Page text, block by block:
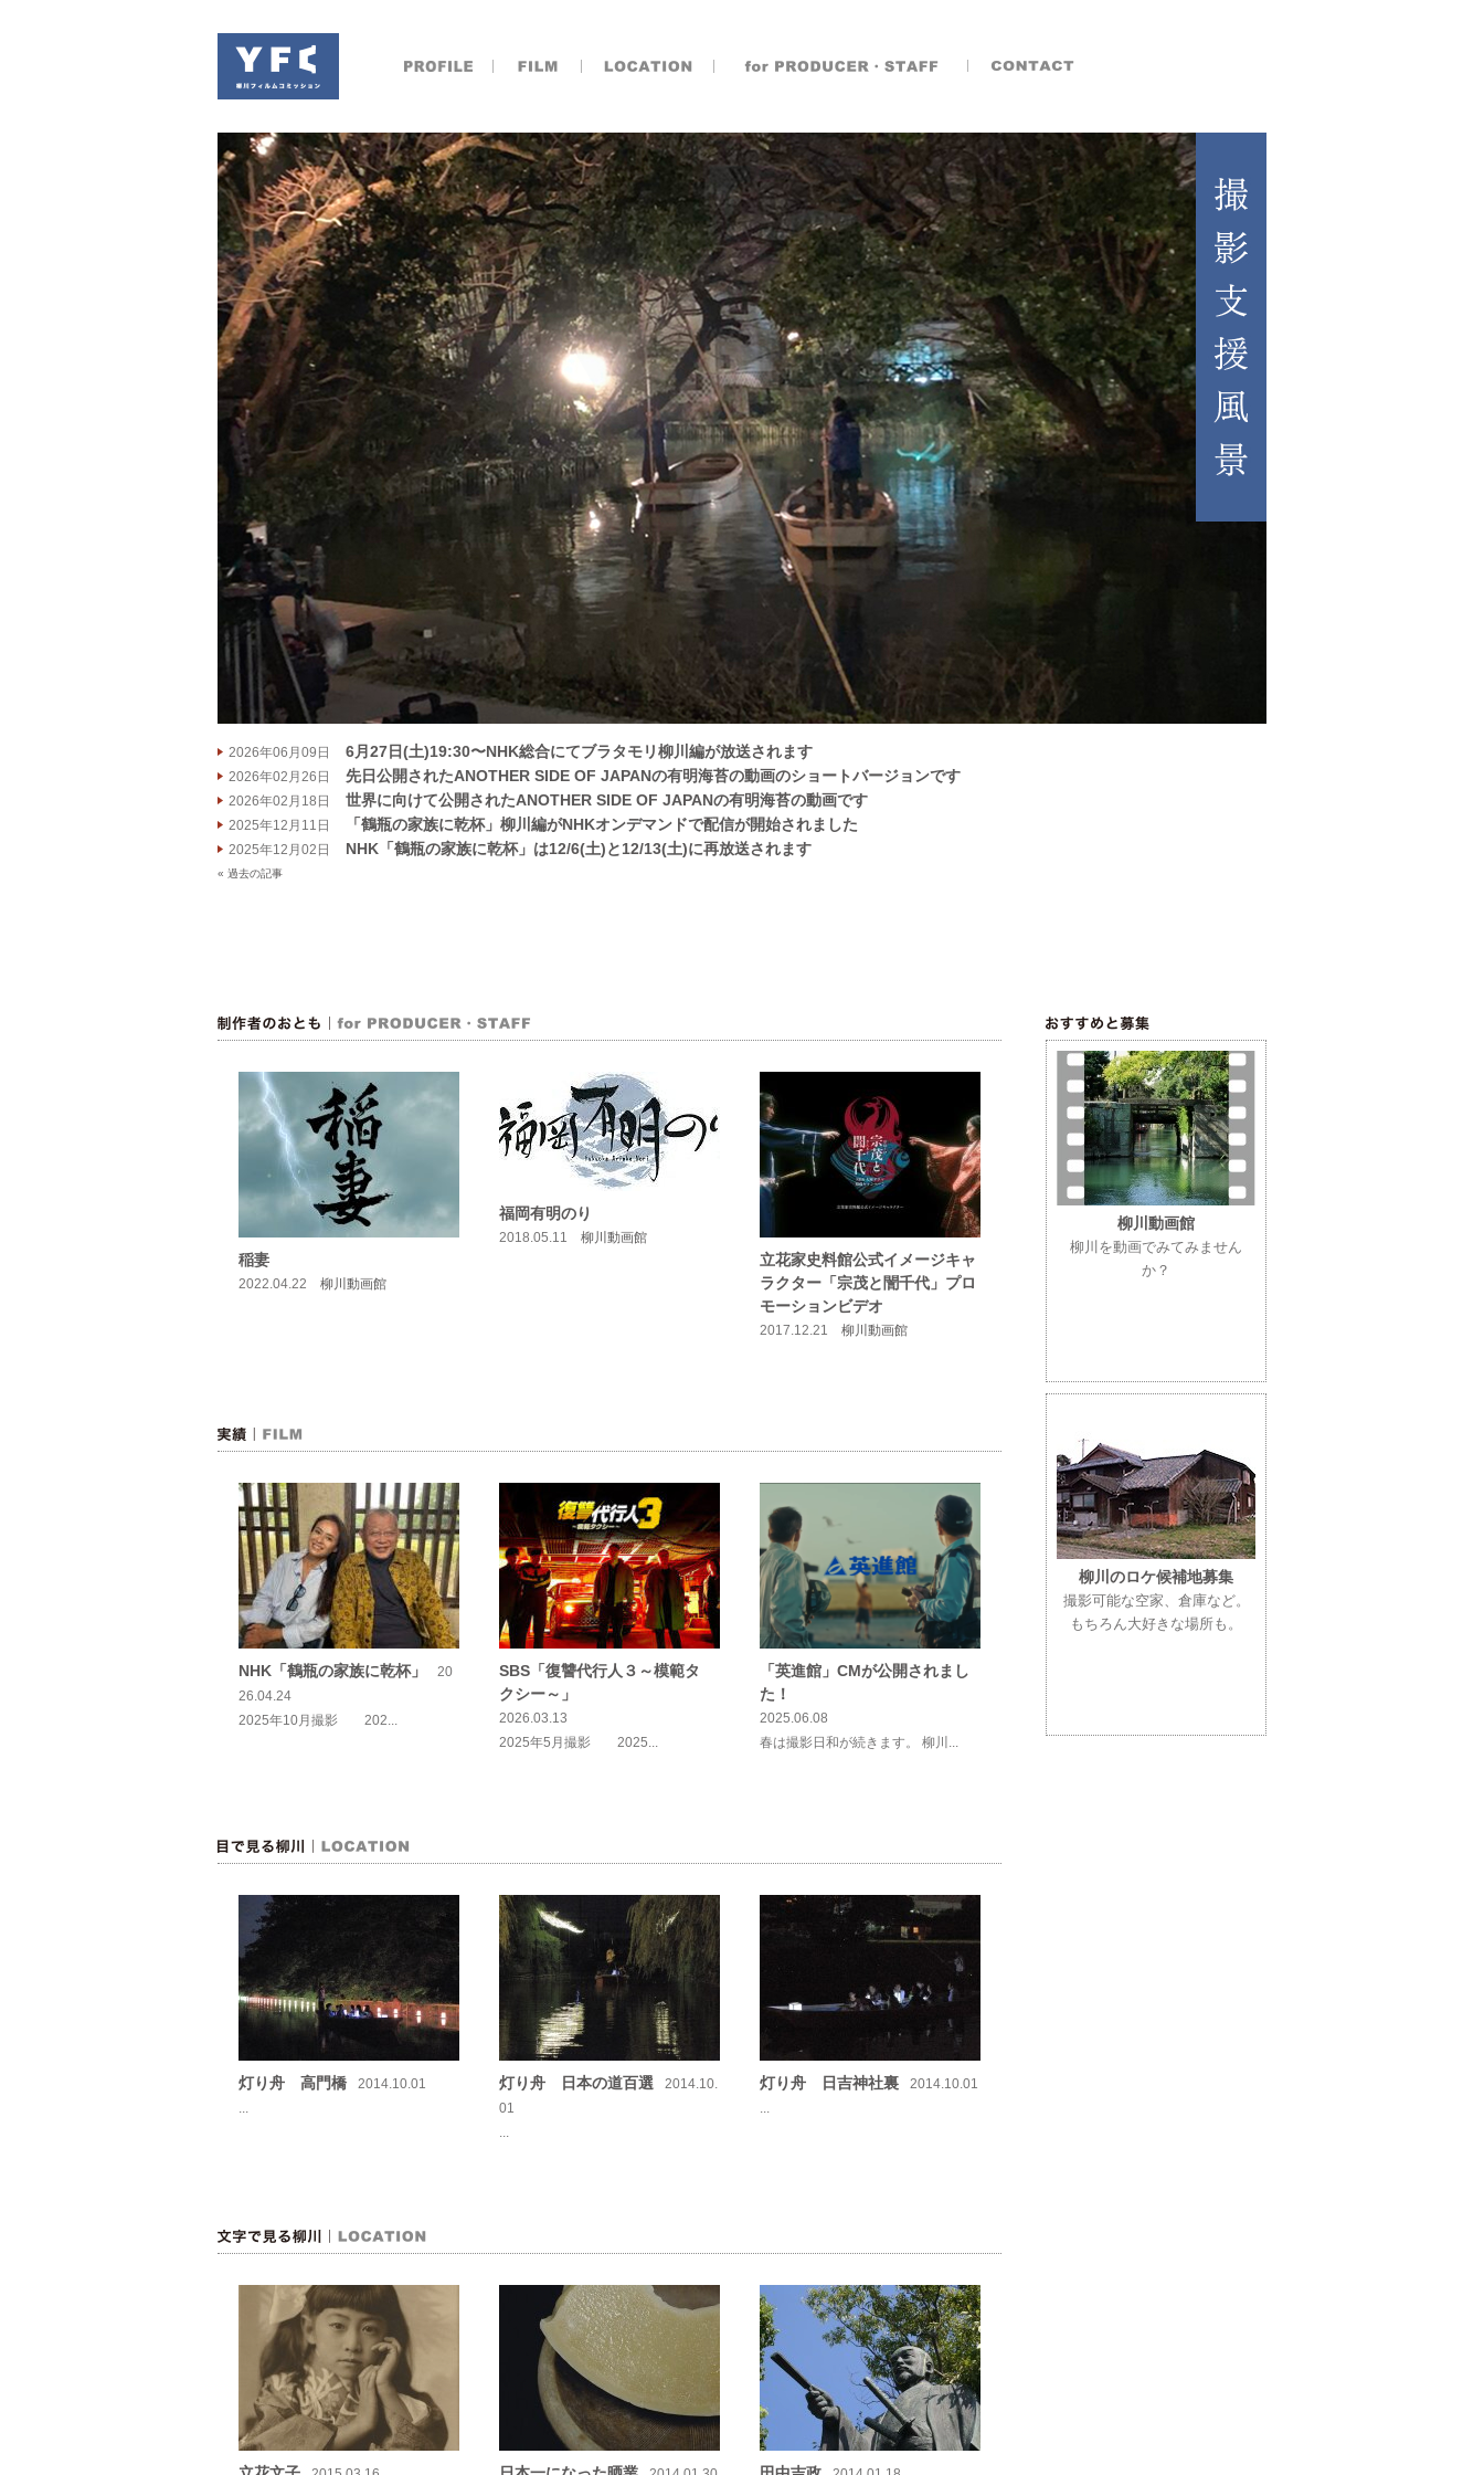
2026年06月09日 6月27日(土)19:30〜NHK総合にてブラタモリ柳川編が放送されます
2026年02月26日 先日公開されたANOTHER SIDE OF JAPANの有明海苔の動画のショートバージョンです
2026年02月18日 世界に向けて公開されたANOTHER SIDE OF JAPANの有明海苔の動画です
2025年12月11日 「鶴瓶の家族に乾杯」柳川編がNHKオンデマンドで配信が開始されました
2025年12月02日 NHK「鶴瓶の家族に乾杯」は12/6(土)と12/13(土)に再放送されます
« 過去の記事
柳川動画館
柳川を動画でみてみません
か？
柳川のロケ候補地募集
撮影可能な空家、倉庫など。
もちろん大好きな場所も。
稲妻
2022.04.22 柳川動画館
福岡有明のり
2018.05.11 柳川動画館
立花家史料館公式イメージキャ
ラクター「宗茂と誾千代」プロ
モーションビデオ
2017.12.21 柳川動画館
NHK「鶴瓶の家族に乾杯」
20
26.04.24
2025年10月撮影 202...
SBS「復讐代行人３～模範タ
クシー～」
2026.03.13
2025年5月撮影 2025...
「英進館」CMが公開されまし
た！
2025.06.08
春は撮影日和が続きます。 柳川...
灯り舟 高門橋
2014.10.01
...
灯り舟 日本の道百選
2014.10.
01
...
灯り舟 日吉神社裏
2014.10.01
...